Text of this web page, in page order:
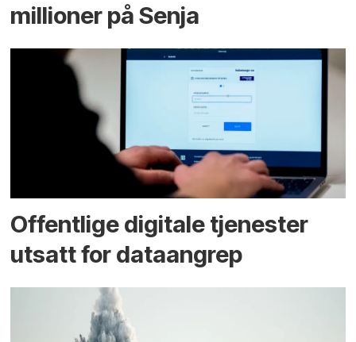
millioner på Senja
Offentlige digitale tjenester
utsatt for dataangrep